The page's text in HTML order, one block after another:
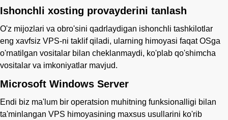
Ishonchli xosting provayderini tanlash
O'z mijozlari va obro'sini qadrlaydigan ishonchli tashkilotlar
eng xavfsiz VPS-ni taklif qiladi, ularning himoyasi faqat OSga
o'rnatilgan vositalar bilan cheklanmaydi, ko'plab qo'shimcha
vositalar va imkoniyatlar mavjud.
Microsoft Windows Server
Endi biz ma'lum bir operatsion muhitning funksionalligi bilan
ta'minlangan VPS himoyasining maxsus usullarini ko'rib